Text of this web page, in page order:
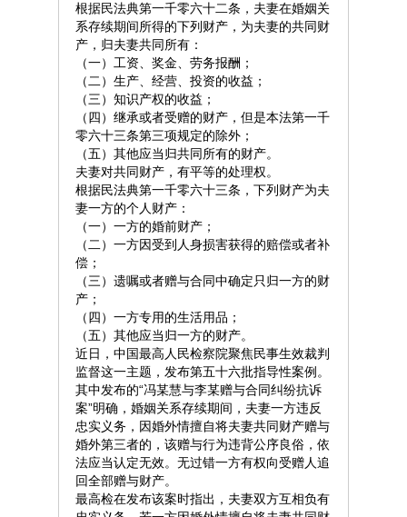
根据民法典第一千零六十二条，夫妻在婚姻关
系存续期间所得的下列财产，为夫妻的共同财
产，归夫妻共同所有：
（一）工资、奖金、劳务报酬；
（二）生产、经营、投资的收益；
（三）知识产权的收益；
（四）继承或者受赠的财产，但是本法第一千
零六十三条第三项规定的除外；
（五）其他应当归共同所有的财产。
夫妻对共同财产，有平等的处理权。
根据民法典第一千零六十三条，下列财产为夫
妻一方的个人财产：
（一）一方的婚前财产；
（二）一方因受到人身损害获得的赔偿或者补
偿；
（三）遗嘱或者赠与合同中确定只归一方的财
产；
（四）一方专用的生活用品；
（五）其他应当归一方的财产。
近日，中国最高人民检察院聚焦民事生效裁判
监督这一主题，发布第五十六批指导性案例。
其中发布的“冯某慧与李某赠与合同纠纷抗诉
案”明确，婚姻关系存续期间，夫妻一方违反
忠实义务，因婚外情擅自将夫妻共同财产赠与
婚外第三者的，该赠与行为违背公序良俗，依
法应当认定无效。无过错一方有权向受赠人追
回全部赠与财产。
最高检在发布该案时指出，夫妻双方互相负有